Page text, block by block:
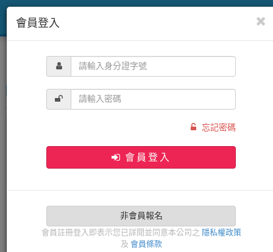
目前位置： 首頁 《日本》 東京 訂購STEP1
填寫訂購人 ※填寫訂購完成後即成為會員
身分證字號
會員登入
忘記密碼
會員登入
非會員報名
會員註冊登入即表示您已詳閱並同意本公司之 隱私權政策
及 會員條款